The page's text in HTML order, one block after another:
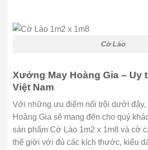
Cờ Lào
Xưởng May Hoàng Gia – Uy
Việt Nam
Với những ưu điểm nổi trội dưới
Hoàng Gia sẽ mang đến cho quý
sản phẩm Cờ Lào 1m2 x 1m8 và cờ
thế giới với đủ các kích thước, kiểu